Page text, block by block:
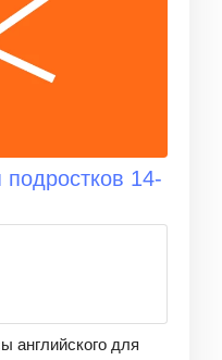
14-
английского для